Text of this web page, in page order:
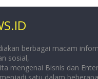
berbagai macam
sosial,
mengenai Bisnis dan
satu dalam beberapa